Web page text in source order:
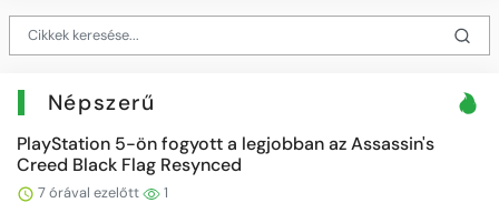
Népszerű
PlayStation 5-ön fogyott a legjobban az Assassin's
Creed Black Flag Resynced
7 órával ezelőtt 1